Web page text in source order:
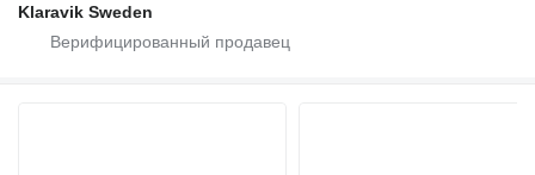
Klaravik Sweden